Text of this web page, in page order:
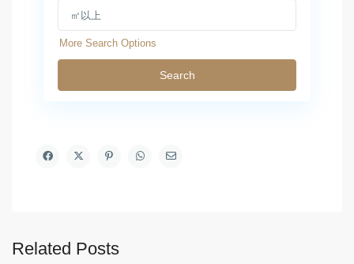
More Search Options
Search
Related Posts